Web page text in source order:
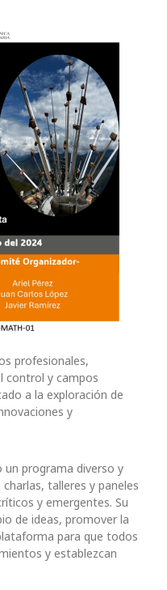
profesionales,
control y campos
a la exploración de
y
un programa diverso y
talleres y paneles
y emergentes. Su
de ideas, promover la
para que todos
y establezcan